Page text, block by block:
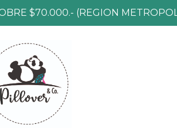
$70.000.- (REGION